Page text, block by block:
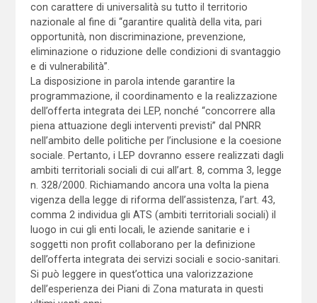
con carattere di universalità su tutto il territorio
nazionale al fine di “garantire qualità della vita, pari
opportunità, non discriminazione, prevenzione,
eliminazione o riduzione delle condizioni di svantaggio
e di vulnerabilità”.
La disposizione in parola intende garantire la
programmazione, il coordinamento e la realizzazione
dell’offerta integrata dei LEP, nonché “concorrere alla
piena attuazione degli interventi previsti” dal PNRR
nell’ambito delle politiche per l’inclusione e la coesione
sociale. Pertanto, i LEP dovranno essere realizzati dagli
ambiti territoriali sociali di cui all’art. 8, comma 3, legge
n. 328/2000. Richiamando ancora una volta la piena
vigenza della legge di riforma dell’assistenza, l’art. 43,
comma 2 individua gli ATS (ambiti territoriali sociali) il
luogo in cui gli enti locali, le aziende sanitarie e i
soggetti non profit collaborano per la definizione
dell’offerta integrata dei servizi sociali e socio-sanitari.
Si può leggere in quest’ottica una valorizzazione
dell’esperienza dei Piani di Zona maturata in questi